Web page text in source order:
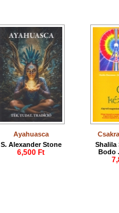
Ayahuasca
S. Alexander Stone
6,500 Ft
Shalila
Bodo